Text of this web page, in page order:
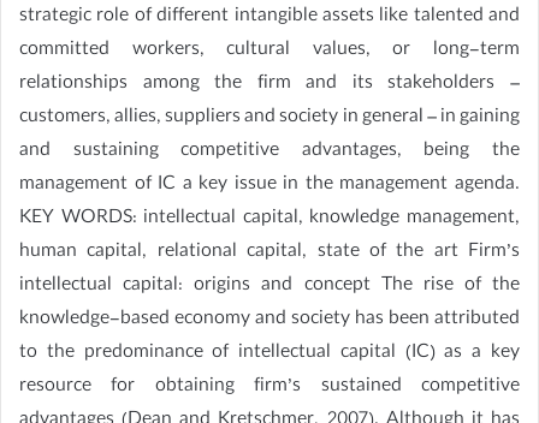
strategic role of different intangible assets like talented and
committed workers, cultural values, or long-term
relationships among the firm and its stakeholders –
customers, allies, suppliers and society in general – in gaining
and sustaining competitive advantages, being the
management of IC a key issue in the management agenda.
KEY WORDS: intellectual capital, knowledge management,
human capital, relational capital, state of the art Firm’s
intellectual capital: origins and concept The rise of the
knowledge-based economy and society has been attributed
to the predominance of intellectual capital (IC) as a key
resource for obtaining firm’s sustained competitive